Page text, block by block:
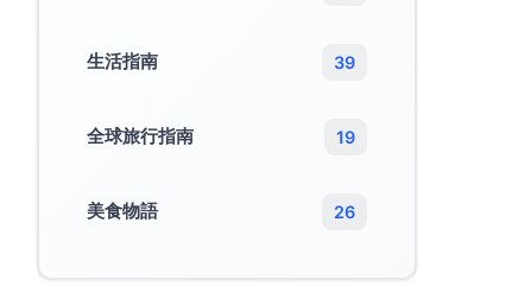
生活指南 39
全球旅行指南 19
美食物語 26